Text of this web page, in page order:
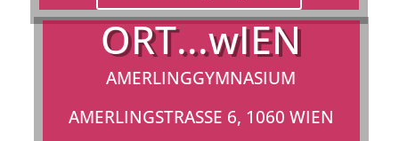
ORT...wIEN
AMERLINGGYMNASIUM
AMERLINGSTRASSE 6, 1060 WIEN